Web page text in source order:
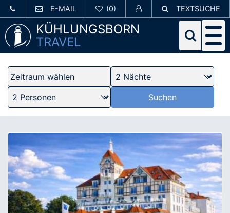
E-MAIL TEXTSUCHE
KÜHLUNGSBORN
TRAVEL